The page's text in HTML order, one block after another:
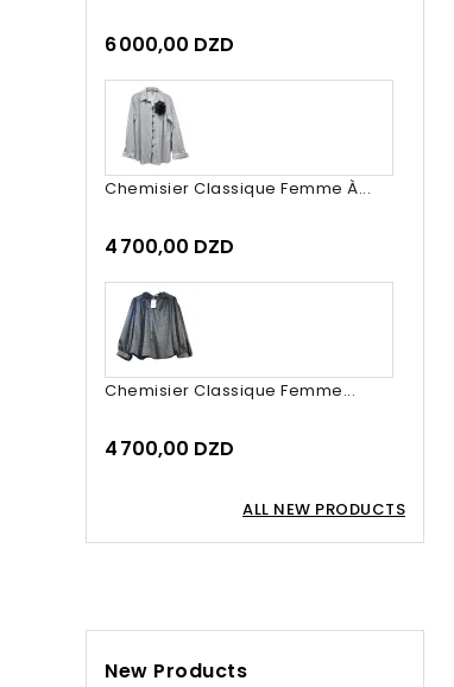
6 000,00 DZD
Chemisier Classique Femme À...
4 700,00 DZD
Chemisier Classique Femme...
4 700,00 DZD
ALL NEW PRODUCTS
New Products